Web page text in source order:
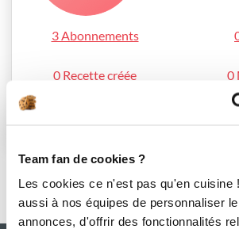
Team fan de cookies ?
Les cookies ce n'est pas qu'en
aussi à nos équipes de personnaliser
annonces, d'offrir des fonctionnalités
3 Abonnements
0 Recette créée 0